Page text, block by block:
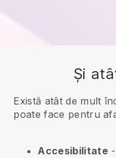
Și
Există atât de mult
poate face pentru
Accesibilitate-